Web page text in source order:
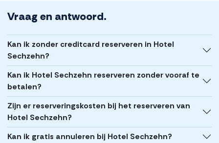
Vraag en antwoord.
Kan ik zonder creditcard reserveren in Hotel
Sechzehn?
Kan ik Hotel Sechzehn reserveren zonder vooraf te
betalen?
Zijn er reserveringskosten bij het reserveren van
Hotel Sechzehn?
Kan ik gratis annuleren bij Hotel Sechzehn?